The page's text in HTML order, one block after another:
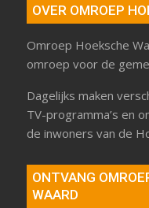
OVER OMROEP
Omroep Hoeksche
omroep voor de
Dagelijks maken
TV-programma’s en
de inwoners van de
ONTVANG
WAARD